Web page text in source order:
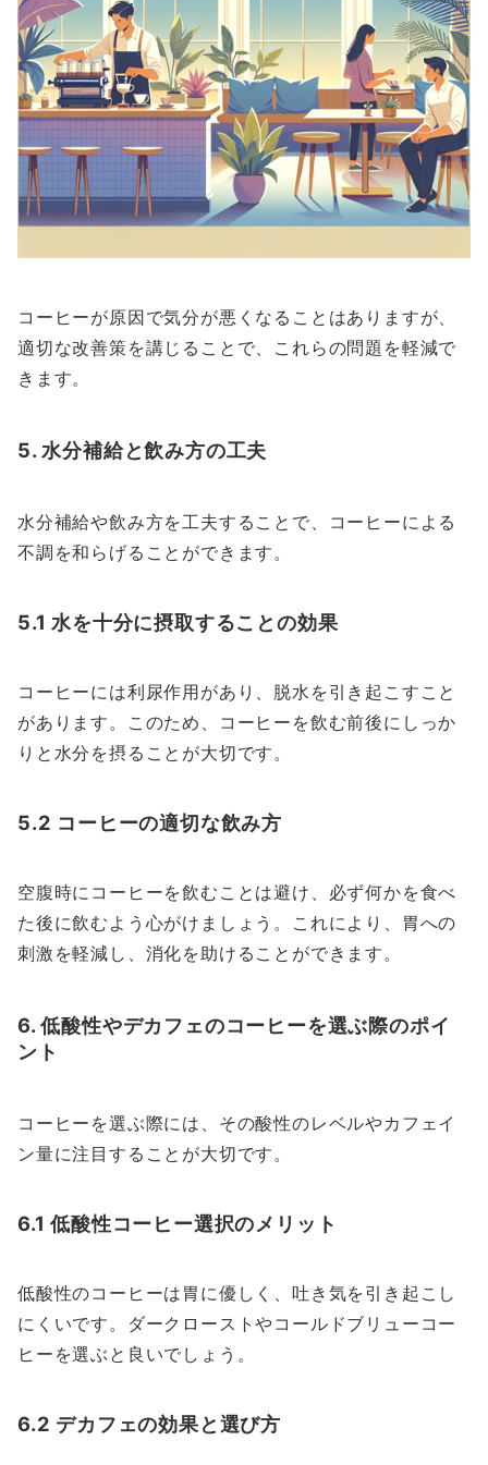
コーヒーが原因で気分が悪くなることはありますが、
適切な改善策を講じることで、これらの問題を軽減で
きます。
5. 水分補給と飲み方の工夫
水分補給や飲み方を工夫することで、コーヒーによる
不調を和らげることができます。
5.1 水を十分に摂取することの効果
コーヒーには利尿作用があり、脱水を引き起こすこと
があります。このため、コーヒーを飲む前後にしっか
りと水分を摂ることが大切です。
5.2 コーヒーの適切な飲み方
空腹時にコーヒーを飲むことは避け、必ず何かを食べ
た後に飲むよう心がけましょう。これにより、胃への
刺激を軽減し、消化を助けることができます。
6. 低酸性やデカフェのコーヒーを選ぶ際のポイ
ント
コーヒーを選ぶ際には、その酸性のレベルやカフェイ
ン量に注目することが大切です。
6.1 低酸性コーヒー選択のメリット
低酸性のコーヒーは胃に優しく、吐き気を引き起こし
にくいです。ダークローストやコールドブリューコー
ヒーを選ぶと良いでしょう。
6.2 デカフェの効果と選び方